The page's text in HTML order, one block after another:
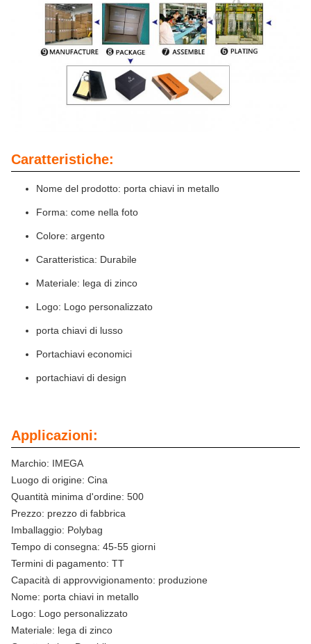
Caratteristiche:
Nome del prodotto: porta chiavi in metallo
Forma: come nella foto
Colore: argento
Caratteristica: Durabile
Materiale: lega di zinco
Logo: Logo personalizzato
porta chiavi di lusso
Portachiavi economici
portachiavi di design
Applicazioni:
Marchio: IMEGA
Luogo di origine: Cina
Quantità minima d'ordine: 500
Prezzo: prezzo di fabbrica
Imballaggio: Polybag
Tempo di consegna: 45-55 giorni
Termini di pagamento: TT
Capacità di approvvigionamento: produzione
Nome: porta chiavi in metallo
Logo: Logo personalizzato
Materiale: lega di zinco